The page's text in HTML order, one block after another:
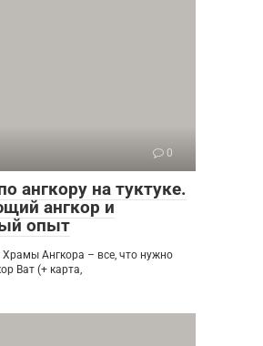
0
ангкору на туктуке.
ангкор и
опыт
Храмы Ангкора – все, что нужно
Ват (+ карта,